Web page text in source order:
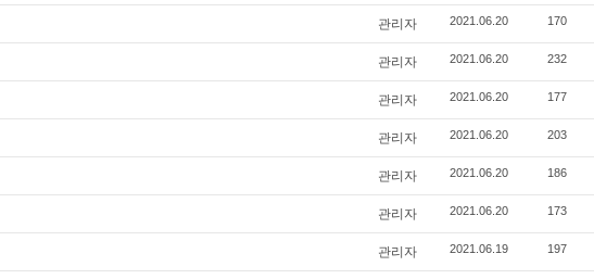
관리자 2021.06.20 170
관리자 2021.06.20 232
관리자 2021.06.20 177
관리자 2021.06.20 203
관리자 2021.06.20 186
관리자 2021.06.20 173
관리자 2021.06.19 197